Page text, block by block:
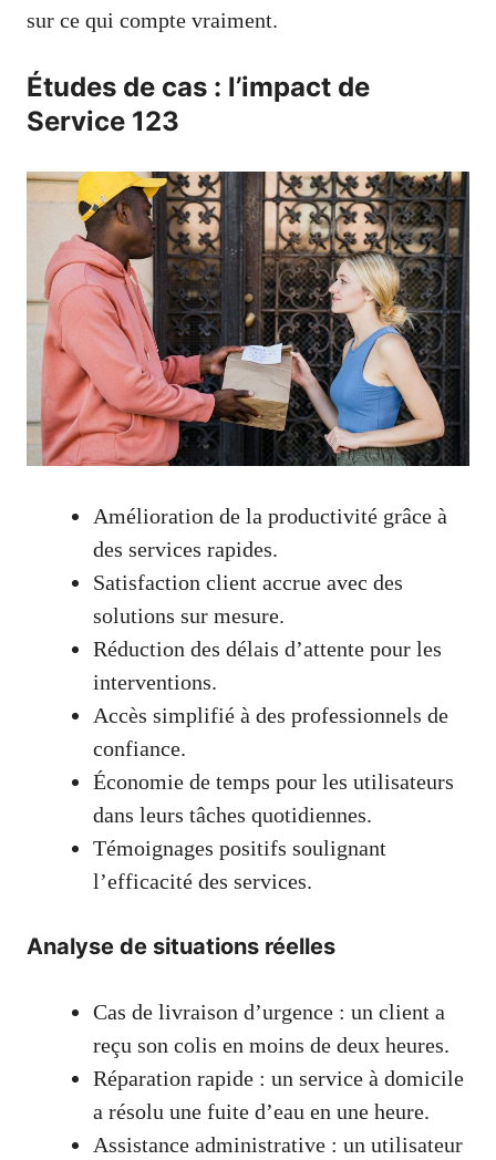
sur ce qui compte vraiment.
Études de cas : l’impact de
Service 123
Amélioration de la productivité grâce à
des services rapides.
Satisfaction client accrue avec des
solutions sur mesure.
Réduction des délais d’attente pour les
interventions.
Accès simplifié à des professionnels de
confiance.
Économie de temps pour les utilisateurs
dans leurs tâches quotidiennes.
Témoignages positifs soulignant
l’efficacité des services.
Analyse de situations réelles
Cas de livraison d’urgence : un client a
reçu son colis en moins de deux heures.
Réparation rapide : un service à domicile
a résolu une fuite d’eau en une heure.
Assistance administrative : un utilisateur